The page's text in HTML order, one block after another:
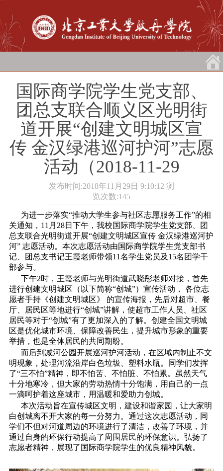
国际商学院学生党支部、
团总支联合顺义区光明街
道开展“创建文明城区宣
传 金汉绿港巡河护河”志愿
活动（2018-11-29
发布时间:2018年11月29日 9:10:12 浏
览次数:145
为进一步落实“推动大学生参与社区志愿服务工作”的相
关通知，11月28日下午，我校国际商学院学生党支部、团
总支联合光明街道开展“创建文明城区宣传 金汉绿港巡河护
河” 志愿活动。本次志愿活动由国际商学院学生党支部书
记、团总支书记王霞老师带领11名学生党员及15名团学干
部参与。
下午2时，王霞老师与光明街道武晓彤老师对接，首先
进行创建文明城区（以下简称“创城”）宣传活动， 各位志
愿者手持《创建文明城区》 的宣传海报，先后对超市、餐
厅、居民区等地进行“创城”讲解，使超市工作人员、社区
居民等对于“创城”有了更加深入的了解。创建全国文明城
区是优化城市环境、保障改善民生，提升城市形象的重要
举措，也是全体居民的共同期盼。
而后到减河公园开展巡河护河活动，在区域内制止不文
明现象，处理河流沿岸白色垃圾、塑料水瓶。同学们发挥
了“三不怕”精神，即不怕苦、不怕脏、不怕累。虽然天气
十分地寒冷，但大家的劳动热情十分饱满，用自己的一点
一滴呵护着这座城市，用温暖和爱助力创城。
本次活动旨在宣传城区文明，建设和谐家园，让大家明
白创城离不开大家的每一分努力。通过这次志愿活动，同
学们不但对河道周边的环境进行了清洁，改善了环境，并
通过自身的环保行动提高了周围居民的环保意识。弘扬了
志愿者精神，展现了国际商学院学生的优良精神风貌。